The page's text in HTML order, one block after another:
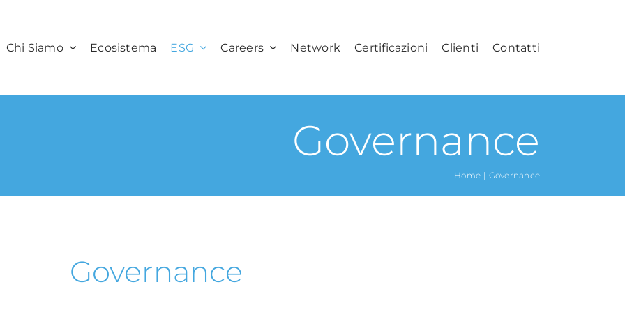
Chi Siamo Ecosistema ESG Careers Network Certificazioni Clienti Contatti
Governance
Home Governance
Governance